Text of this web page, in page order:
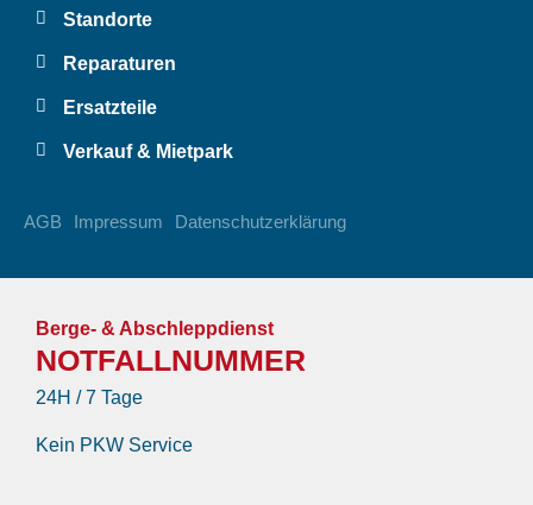
Standorte
Reparaturen
Ersatzteile
Verkauf & Mietpark
AGB Impressum Datenschutzerklärung
Berge- & Abschleppdienst
NOTFALLNUMMER
24H / 7 Tage
Kein PKW Service